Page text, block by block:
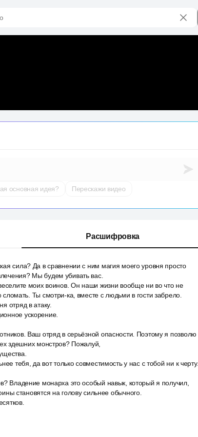
основная идея? Перескажи видео
Расшифровка
сила? Да в сравнении с ним магия моего уровня просто
Мы будем убивать вас.
моих воинов. Он наши жизни вообще ни во что не
Ты смотри-ка, вместе с людьми в гости забрело.
отряд в атаку.
ускорение.
Ваш отряд в серьёзной опасности. Поэтому я позволю
здешних монстров? Пожалуй,
тебя, да вот только совместимость у нас с тобой ни к черту.
Владение монарха это особый навык, который я получил,
становятся на голову сильнее обычного.